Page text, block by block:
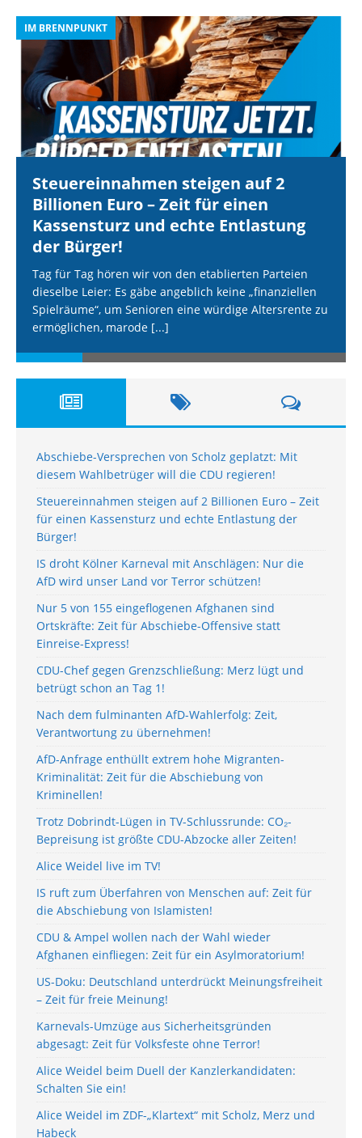
IM BRENNPUNKT
Steuereinnahmen steigen auf 2
Billionen Euro – Zeit für einen
Kassensturz und echte Entlastung
der Bürger!
Tag für Tag hören wir von den etablierten Parteien
dieselbe Leier: Es gäbe angeblich keine „finanziellen
Spielräume“, um Senioren eine würdige Altersrente zu
ermöglichen, marode [...]
Abschiebe-Versprechen von Scholz geplatzt: Mit
diesem Wahlbetrüger will die CDU regieren!
Steuereinnahmen steigen auf 2 Billionen Euro – Zeit
für einen Kassensturz und echte Entlastung der
Bürger!
IS droht Kölner Karneval mit Anschlägen: Nur die
AfD wird unser Land vor Terror schützen!
Nur 5 von 155 eingeflogenen Afghanen sind
Ortskräfte: Zeit für Abschiebe-Offensive statt
Einreise-Express!
CDU-Chef gegen Grenzschließung: Merz lügt und
betrügt schon an Tag 1!
Nach dem fulminanten AfD-Wahlerfolg: Zeit,
Verantwortung zu übernehmen!
AfD-Anfrage enthüllt extrem hohe Migranten-
Kriminalität: Zeit für die Abschiebung von
Kriminellen!
Trotz Dobrindt-Lügen in TV-Schlussrunde: CO₂-
Bepreisung ist größte CDU-Abzocke aller Zeiten!
Alice Weidel live im TV!
IS ruft zum Überfahren von Menschen auf: Zeit für
die Abschiebung von Islamisten!
CDU & Ampel wollen nach der Wahl wieder
Afghanen einfliegen: Zeit für ein Asylmoratorium!
US-Doku: Deutschland unterdrückt Meinungsfreiheit
– Zeit für freie Meinung!
Karnevals-Umzüge aus Sicherheitsgründen
abgesagt: Zeit für Volksfeste ohne Terror!
Alice Weidel beim Duell der Kanzlerkandidaten:
Schalten Sie ein!
Alice Weidel im ZDF-„Klartext“ mit Scholz, Merz und
Habeck